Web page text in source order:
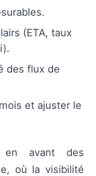
(ETA, taux
des flux de
et ajuster le
en avant des
où la visibilité